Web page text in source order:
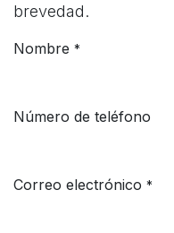
brevedad.
Nombre *
Número de teléfono
Correo electrónico *